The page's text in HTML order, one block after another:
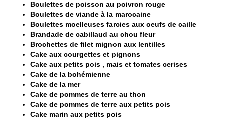
Boulettes de poisson au poivron rouge
Boulettes de viande à la marocaine
Boulettes moelleuses farcies aux oeufs de caille
Brandade de cabillaud au chou fleur
Brochettes de filet mignon aux lentilles
Cake aux courgettes et pignons
Cake aux petits pois , mais et tomates cerises
Cake de la bohémienne
Cake de la mer
Cake de pommes de terre au thon
Cake de pommes de terre aux petits pois
Cake marin aux petits pois